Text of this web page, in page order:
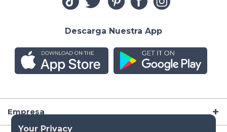
Empresa
Descarga Nuestra App